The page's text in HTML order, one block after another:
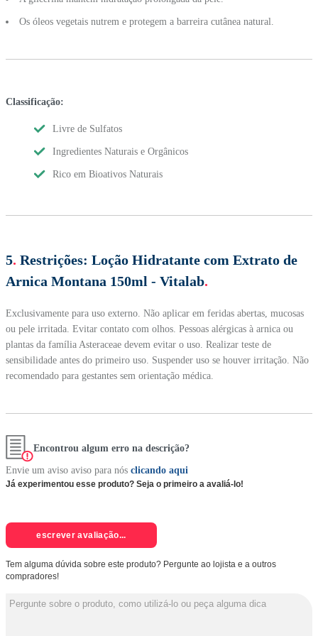
Os óleos vegetais nutrem e protegem a barreira cutânea natural.
Classificação:
Livre de Sulfatos
Ingredientes Naturais e Orgânicos
Rico em Bioativos Naturais
5. Restrições: Loção Hidratante com Extrato de
Arnica Montana 150ml - Vitalab.
Exclusivamente para uso externo. Não aplicar em feridas abertas, mucosas
ou pele irritada. Evitar contato com olhos. Pessoas alérgicas à arnica ou
plantas da família Asteraceae devem evitar o uso. Realizar teste de
sensibilidade antes do primeiro uso. Suspender uso se houver irritação. Não
recomendado para gestantes sem orientação médica.
Encontrou algum erro na descrição?
Envie um aviso aviso para nós clicando aqui
Já experimentou esse produto? Seja o primeiro a avaliá-lo!
escrever avaliação...
Tem alguma dúvida sobre este produto? Pergunte ao lojista e a outros
compradores!